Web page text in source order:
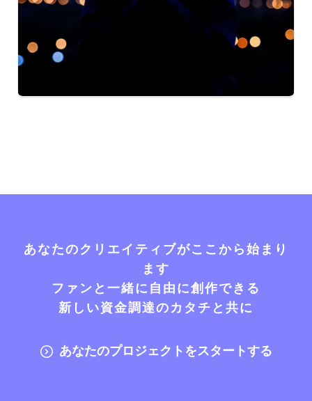
あなたのクリエイティブがここから始まり
ます
ファンと一緒に自由に創作できる
新しい資金調達のカタチと共に
あなたのプロジェクトをスタートする